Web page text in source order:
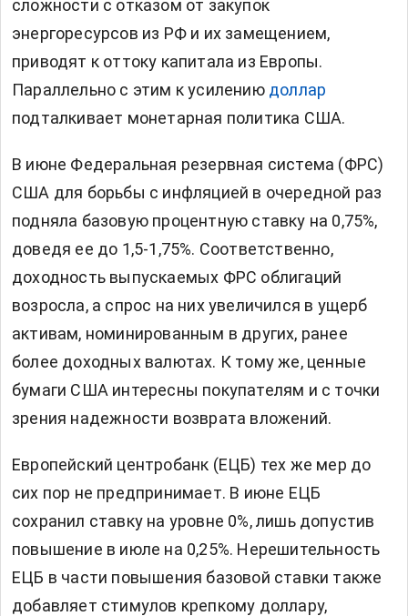
сложности с отказом от закупок
энергоресурсов из РФ и их замещением,
приводят к оттоку капитала из Европы.
Параллельно с этим к усилению доллар
подталкивает монетарная политика США.
В июне Федеральная резервная система (ФРС)
США для борьбы с инфляцией в очередной раз
подняла базовую процентную ставку на 0,75%,
доведя ее до 1,5-1,75%. Соответственно,
доходность выпускаемых ФРС облигаций
возросла, а спрос на них увеличился в ущерб
активам, номинированным в других, ранее
более доходных валютах. К тому же, ценные
бумаги США интересны покупателям и с точки
зрения надежности возврата вложений.
Европейский центробанк (ЕЦБ) тех же мер до
сих пор не предпринимает. В июне ЕЦБ
сохранил ставку на уровне 0%, лишь допустив
повышение в июле на 0,25%. Нерешительность
ЕЦБ в части повышения базовой ставки также
добавляет стимулов крепкому доллару,